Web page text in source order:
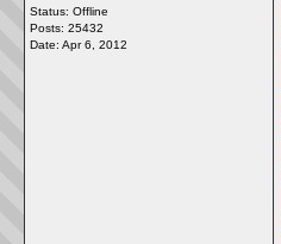
Status: Offline
Posts: 25432
Date: Apr 6, 2012